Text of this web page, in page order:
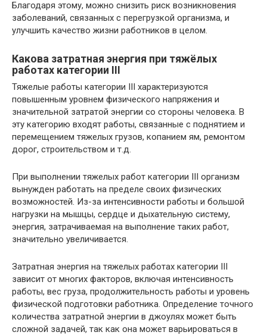
Благодаря этому, можно снизить риск возникновения
заболеваний, связанных с перегрузкой организма, и
улучшить качество жизни работников в целом.
Какова затратная энергия при тяжёлых
работах категории III
Тяжелые работы категории III характеризуются
повышенным уровнем физического напряжения и
значительной затратой энергии со стороны человека. В
эту категорию входят работы, связанные с поднятием и
перемещением тяжелых грузов, копанием ям, ремонтом
дорог, строительством и т.д.
При выполнении тяжелых работ категории III организм
вынужден работать на пределе своих физических
возможностей. Из-за интенсивности работы и большой
нагрузки на мышцы, сердце и дыхательную систему,
энергия, затрачиваемая на выполнение таких работ,
значительно увеличивается.
Затратная энергия на тяжелых работах категории III
зависит от многих факторов, включая интенсивность
работы, вес груза, продолжительность работы и уровень
физической подготовки работника. Определение точного
количества затратной энергии в джоулях может быть
сложной задачей, так как она может варьироваться в